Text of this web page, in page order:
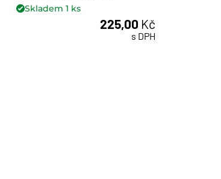
Skladem1 ks
225,00 Kč
s DPH